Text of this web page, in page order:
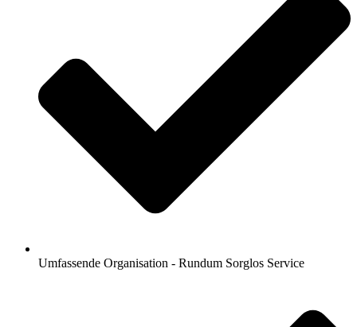
Umfassende Organisation - Rundum Sorglos Service